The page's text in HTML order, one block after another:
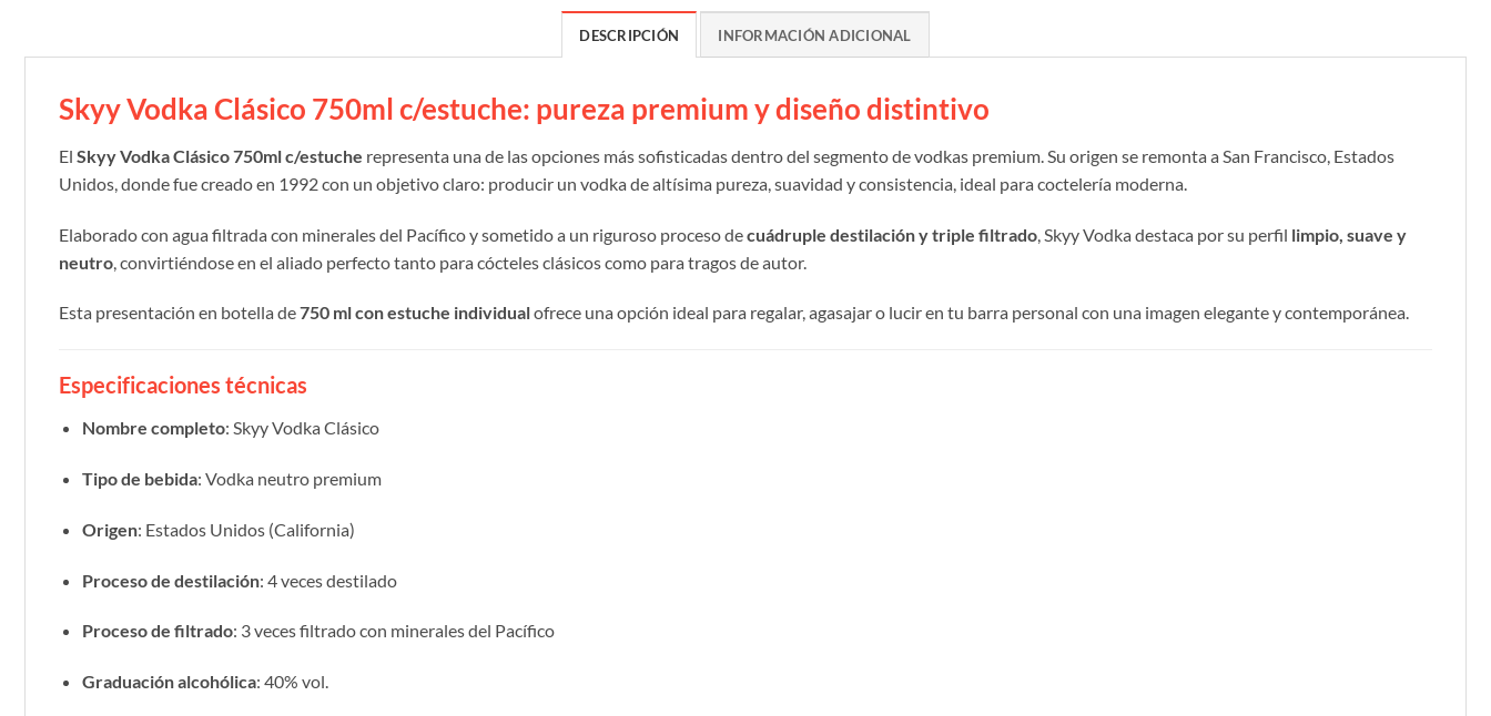
DESCRIPCIÓN INFORMACIÓN ADICIONAL
Skyy Vodka Clásico 750ml c/estuche: pureza premium y diseño distintivo
El Skyy Vodka Clásico 750ml c/estuche representa una de las opciones más sofisticadas dentro del segmento de vodkas premium. Su origen se remonta a San Francisco, Estados
Unidos, donde fue creado en 1992 con un objetivo claro: producir un vodka de altísima pureza, suavidad y consistencia, ideal para coctelería moderna.
Elaborado con agua filtrada con minerales del Pacífico y sometido a un riguroso proceso decuádruple destilación y triple filtrado , Skyy Vodka destaca por su perfil limpio, suave y
neutro , convirtiéndose en el aliado perfecto tanto para cócteles clásicos como para tragos de autor.
Esta presentación en botella de750 ml con estuche individualofrece una opción ideal para regalar, agasajar o lucir en tu barra personal con una imagen elegante y contemporánea.
Especificaciones técnicas
Nombre completo: Skyy Vodka Clásico
Tipo de bebida: Vodka neutro premium
Origen: Estados Unidos (California)
Proceso de destilación: 4 veces destilado
Proceso de filtrado: 3 veces filtrado con minerales del Pacífico
Graduación alcohólica: 40% vol.